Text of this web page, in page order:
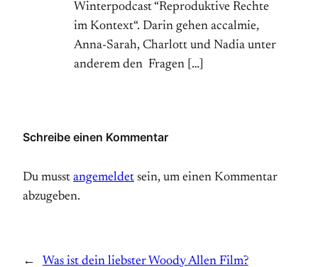
Winterpodcast “Reproduktive Rechte
im Kontext“. Darin gehen accalmie,
Anna-Sarah, Charlott und Nadia unter
anderem den Fragen […]
Schreibe einen Kommentar
Du musst angemeldet sein, um einen Kommentar
abzugeben.
← Was ist dein liebster Woody Allen Film?